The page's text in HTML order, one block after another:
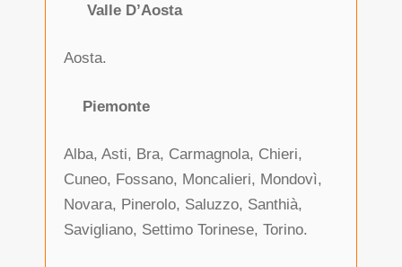
Valle D’Aosta
Aosta.
Piemonte
Alba, Asti, Bra, Carmagnola, Chieri,
Cuneo, Fossano, Moncalieri, Mondovì,
Novara, Pinerolo, Saluzzo, Santhià,
Savigliano, Settimo Torinese, Torino.